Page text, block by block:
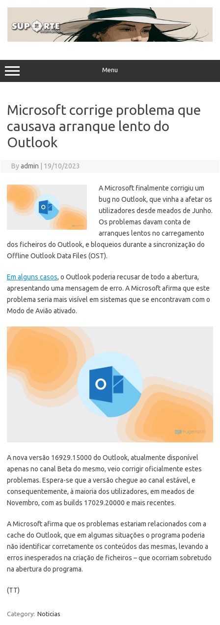
Menu
Microsoft corrige problema que
causava arranque lento do
Outlook
Byadmin 19/10/2023
A Microsoft finalmente corrigiu um
bug no Outlook, que vinha a afetar os
utilizadores desde meados de Junho.
Os problemas davam conta de
arranques lentos no carregamento
dos ficheiros do Outlook, e bloqueios durante a sincronização do
Offline Outlook Data Files (OST).
Em alguns casos, o Outlook poderia recusar de todo a abertura,
apresentando uma mensagem de erro. A Microsoft afirma que este
problema seria mais visível em sistemas que se encontravam com o
Modo de Avião ativado.
A nova versão 16929.15000 do Outlook, atualmente disponível
apenas no canal Beta do mesmo, veio corrigir oficialmente estes
problemas. Espera-se que a versão chegue ao canal estável, e
consequentemente, à maioria dos utilizadores, em meados de
Novembro, com as builds 17029.20000 e mais recentes.
A Microsoft afirma que os problemas estariam relacionados com a
cache do Outlook, que em algumas situações o programa poderia
não identificar corretamente os conteúdos das mesmas, levando a
erros inesperados na criação de ficheiros – que ocorriam sobretudo
na abertura do programa.
(TT)
Category: Noticias